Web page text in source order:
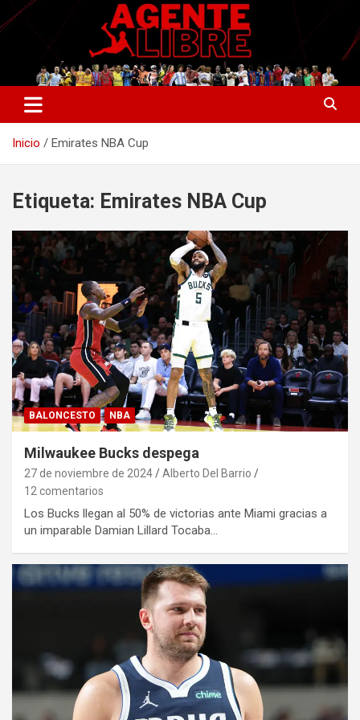
Saltar
al
Agente Libre Digital
La nueva generación del periodismo deportivo.
Inicio Emirates NBA Cup
Etiqueta: Emirates NBA Cup
BALONCESTO NBA
Milwaukee Bucks despega
27 de noviembre de 2024
Alberto Del Barrio
12 comentarios
Los Bucks llegan al 50% de victorias ante Miami gracias a
un imparable Damian Lillard Tocaba…